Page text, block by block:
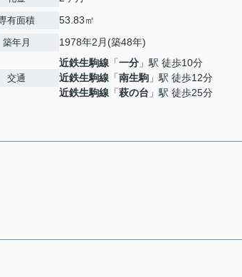
有面積 53.83㎡
築年月 1978年2月(築48年)
交通
近鉄生駒線 「一分 」駅 徒歩10分
近鉄生駒線 「南生駒 」駅 徒歩12分
近鉄生駒線 「萩の台 」駅 徒歩25分